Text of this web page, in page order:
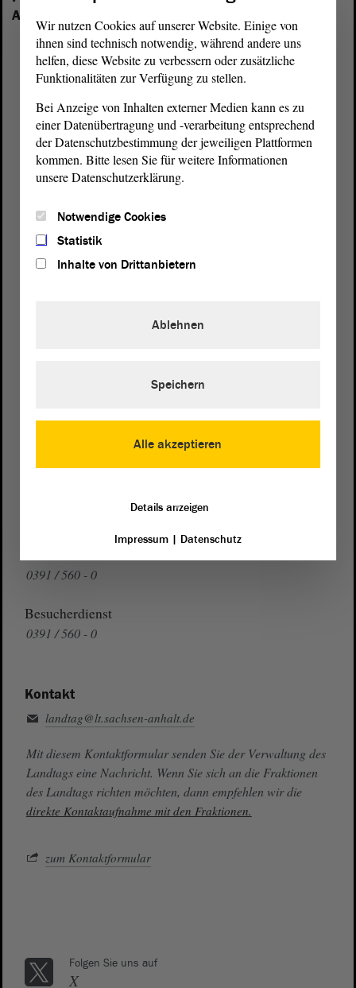
Anhalt vertreten:
von Sachsen-Anhalt
Telefon und Fax
0391 / 560 - 1123
0391 / 560 - 0
Besucherdienst
0391 / 560 - 0
Kontakt
landtag@lt.sachsen-anhalt.de
Mit diesem Kontaktformular senden Sie der Verwaltung des
Landtags eine Nachricht. Wenn Sie sich an die Fraktionen
des Landtags richten möchten, dann empfehlen wir die
direkte Kontaktaufnahme mit den Fraktionen.
zum Kontaktformular
Folgen Sie uns auf
X
Wir nutzen Cookies auf unserer Website. Einige von
ihnen sind technisch notwendig, während andere uns
helfen, diese Website zu verbessern oder zusätzliche
Funktionalitäten zur Verfügung zu stellen.
Bei Anzeige von Inhalten externer Medien kann es zu
einer Datenübertragung und -verarbeitung entsprechend
der Datenschutzbestimmung der jeweiligen Plattformen
kommen. Bitte lesen Sie für weitere Informationen
unsere Datenschutzerklärung.
Notwendige Cookies
Statistik
Inhalte von Drittanbietern
Alle akzeptieren
Ablehnen
Speichern
Details anzeigen
Impressum| Datenschutz